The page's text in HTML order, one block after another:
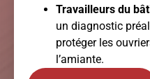
Travailleurs du
un diagnostic
protéger les
l’amiante.